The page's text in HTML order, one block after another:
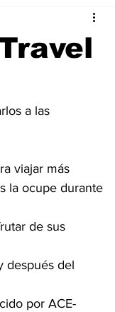
a las
viajar más
la ocupe durante
de sus
después del
por ACE-